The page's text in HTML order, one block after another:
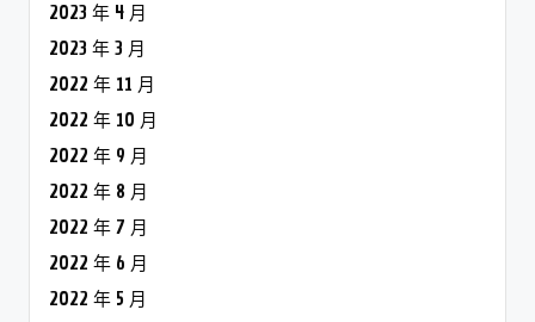
2023 年 4 月
2023 年 3 月
2022 年 11 月
2022 年 10 月
2022 年 9 月
2022 年 8 月
2022 年 7 月
2022 年 6 月
2022 年 5 月